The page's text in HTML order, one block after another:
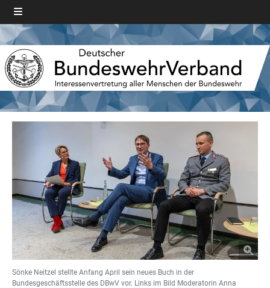
Sönke Neitzel stellte Anfang April sein neues Buch in der
Bundesgeschäftsstelle des DBwV vor. Links im Bild Moderatorin Anna